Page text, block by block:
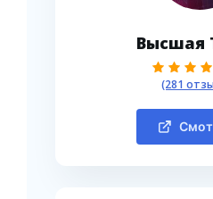
Высшая
(281